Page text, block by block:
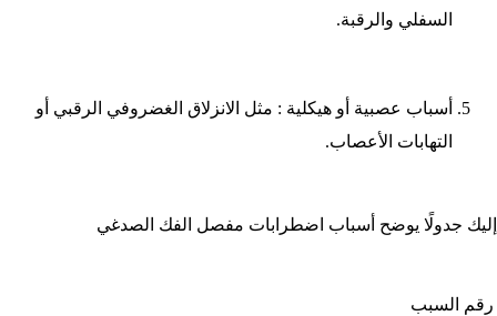
السفلي والرقبة.
أسباب عصبية أو هيكلية : مثل الانزلاق الغضروفي الرقبي أو
التهابات الأعصاب.
إليك جدولًا يوضح أسباب اضطرابات مفصل الفك الصدغي
رقم
السبب